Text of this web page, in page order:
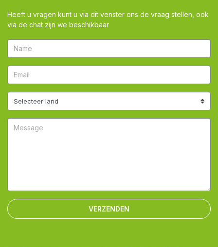
Heeft u vragen kunt u via dit venster ons de vraag stellen, ook
via de chat zijn we beschikbaar
VERZENDEN